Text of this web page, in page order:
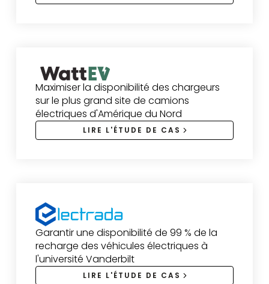
Maximiser la disponibilité des chargeurs
sur le plus grand site de camions
électriques d'Amérique du Nord
LIRE L'ÉTUDE DE CAS
Garantir une disponibilité de 99 % de la
recharge des véhicules électriques à
l'université Vanderbilt
LIRE L'ÉTUDE DE CAS